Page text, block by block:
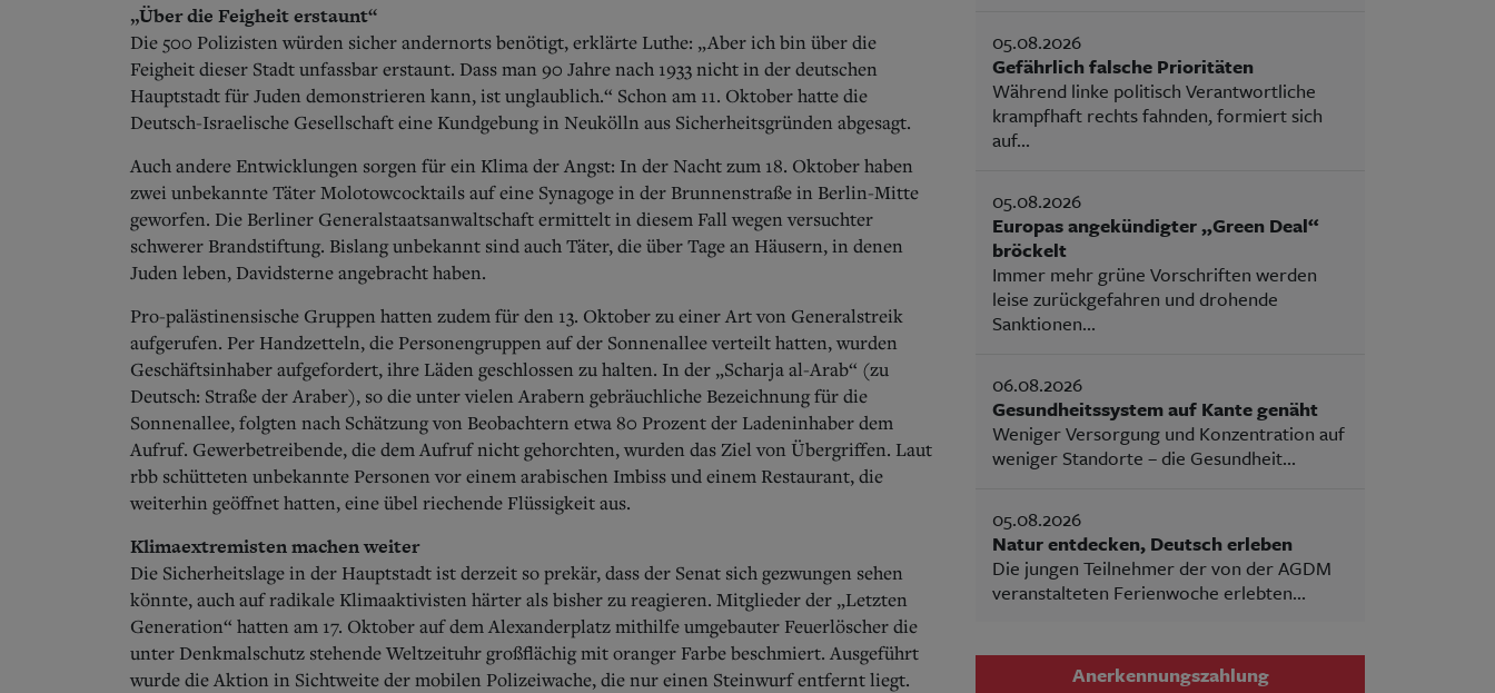
„Über die Feigheit erstaunt“
Die 500 Polizisten würden sicher andernorts benötigt, erklärte Luthe: „Aber ich bin über die
Feigheit dieser Stadt unfassbar erstaunt. Dass man 90 Jahre nach 1933 nicht in der deutschen
Hauptstadt für Juden demonstrieren kann, ist unglaublich.“ Schon am 11. Oktober hatte die
Deutsch-Israelische Gesellschaft eine Kundgebung in Neukölln aus Sicherheitsgründen abgesagt.
Auch andere Entwicklungen sorgen für ein Klima der Angst: In der Nacht zum 18. Oktober haben
zwei unbekannte Täter Molotowcocktails auf eine Synagoge in der Brunnenstraße in Berlin-Mitte
geworfen. Die Berliner Generalstaatsanwaltschaft ermittelt in diesem Fall wegen versuchter
schwerer Brandstiftung. Bislang unbekannt sind auch Täter, die über Tage an Häusern, in denen
Juden leben, Davidsterne angebracht haben.
Pro-palästinensische Gruppen hatten zudem für den 13. Oktober zu einer Art von Generalstreik
aufgerufen. Per Handzetteln, die Personengruppen auf der Sonnenallee verteilt hatten, wurden
Geschäftsinhaber aufgefordert, ihre Läden geschlossen zu halten. In der „Scharja al-Arab“ (zu
Deutsch: Straße der Araber), so die unter vielen Arabern gebräuchliche Bezeichnung für die
Sonnenallee, folgten nach Schätzung von Beobachtern etwa 80 Prozent der Ladeninhaber dem
Aufruf. Gewerbetreibende, die dem Aufruf nicht gehorchten, wurden das Ziel von Übergriffen. Laut
rbb schütteten unbekannte Personen vor einem arabischen Imbiss und einem Restaurant, die
weiterhin geöffnet hatten, eine übel riechende Flüssigkeit aus.
Klimaextremisten machen weiter
Die Sicherheitslage in der Hauptstadt ist derzeit so prekär, dass der Senat sich gezwungen sehen
könnte, auch auf radikale Klimaaktivisten härter als bisher zu reagieren. Mitglieder der „Letzten
Generation“ hatten am 17. Oktober auf dem Alexanderplatz mithilfe umgebauter Feuerlöscher die
unter Denkmalschutz stehende Weltzeituhr großflächig mit oranger Farbe beschmiert. Ausgeführt
wurde die Aktion in Sichtweite der mobilen Polizeiwache, die nur einen Steinwurf entfernt liegt.
05.08.2026
Gefährlich falsche Prioritäten
Während linke politisch Verantwortliche
krampfhaft rechts fahnden, formiert sich
auf...
05.08.2026
Europas angekündigter „Green Deal“
bröckelt
Immer mehr grüne Vorschriften werden
leise zurückgefahren und drohende
Sanktionen...
06.08.2026
Gesundheitssystem auf Kante genäht
Weniger Versorgung und Konzentration auf
weniger Standorte – die Gesundheit...
05.08.2026
Natur entdecken, Deutsch erleben
Die jungen Teilnehmer der von der AGDM
veranstalteten Ferienwoche erlebten...
Anerkennungszahlung